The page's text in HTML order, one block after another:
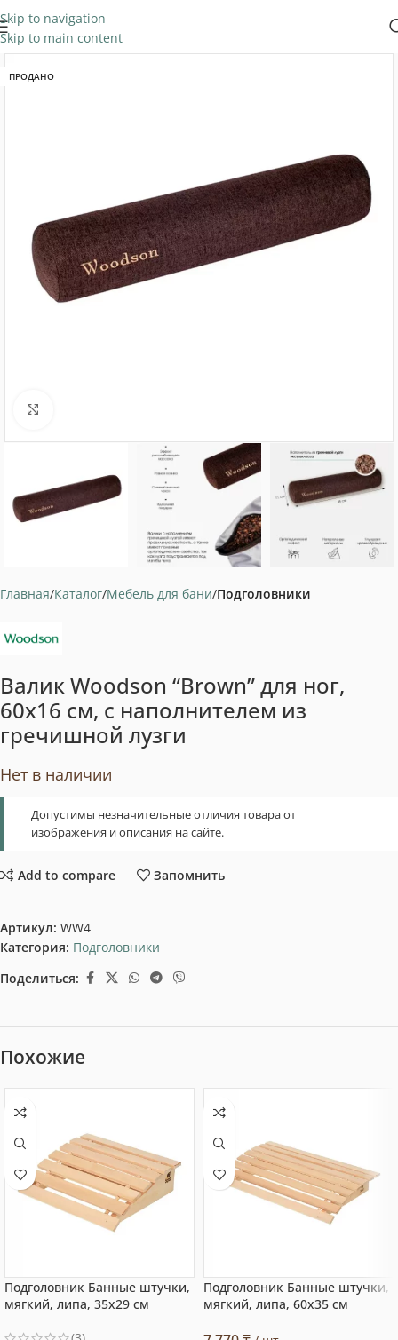
Skip to navigation
Skip to main content
ПРОДАНО
Главная Каталог Мебель для бани Подголовники
Валик Woodson “Brown” для ног,
60х16 см, с наполнителем из
гречишной лузги
Нет в наличии
Допустимы незначительные отличия товара от
изображения и описания на сайте.
Add to compare Запомнить
Артикул: WW4
Категория: Подголовники
Поделиться:
Похожие
Подголовник Банные штучки,
мягкий, липа, 35х29 см
Подголовник Банные штучки,
мягкий, липа, 60х35 см